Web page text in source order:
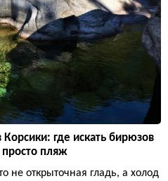
где искать бирюзов
пляж
не открыточная гладь, а холод